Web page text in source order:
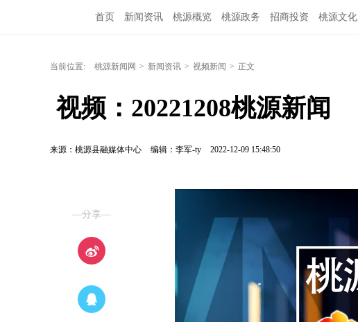
首页 新闻资讯 桃源概览 桃源政务 招商投资 桃源文化
当前位置: 桃源新闻网 > 新闻资讯 > 视频新闻 > 正文
视频：20221208桃源新闻
来源：桃源县融媒体中心 编辑：李军-ty 2022-12-09 15:48:50
—分享—